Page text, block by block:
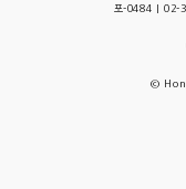
포-0484 | 02-
©